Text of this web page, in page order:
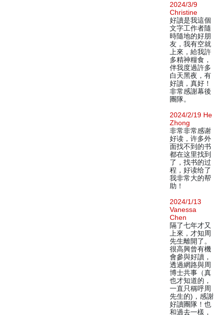
2024/3/9
Christine
好讀是我這個
文字工作者隨
時隨地的好朋
友，我有空就
上來，給我許
多精神糧食，
伴我度過許多
白天黑夜，有
好讀，真好！
非常感謝幕後
團隊。
2024/2/19 He
Zhong
非常非常感谢
好读，许多外
面找不到的书
都在这里找到
了，找书的过
程，好读给了
我非常大的帮
助！
2024/1/13
Vanessa
Chen
隔了七年才又
上來，才知周
先生離開了。
很高興曾有機
會參與好讀，
透過網路與周
博士共事（真
也才知道的，
一直只稱呼周
先生的)，感謝
好讀團隊！也
和過去一樣，